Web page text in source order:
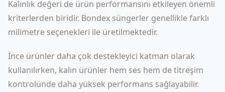
Kalınlık değeri de ürün performansını etkileyen önemli
kriterlerden biridir. Bondex süngerler genellikle farklı
milimetre seçenekleri ile üretilmektedir.
İnce ürünler daha çok destekleyici katman olarak
kullanılırken, kalın ürünler hem ses hem de titreşim
kontrolünde daha yüksek performans sağlayabilir.